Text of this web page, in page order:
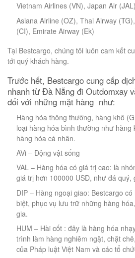
Vietnam Airlines (VN), Japan Air
Asiana Airline (OZ), Thai Airway
(CI), Emirate Airway (Ek)
Tại Bestcargo, chúng tôi luôn cam kết
tới quý khách hàng.
Trước hết, Bestcargo cung cấp
nhanh từ Đà Nẵng đi Outdomxay
đối với những mặt hàng như:
Hàng hóa thông thường, hàng khô
loại hàng hóa bình thường như hàng
hàng hóa cá nhân.
AVi – Động vật sống
VAL – Hàng hóa có giá trị cao: là
giá trị hơn 100000 USD, như đá quý,
DIP – Hàng ngoại giao: Bestcargo
biệt, phục vụ lưu trữ những hàng
gia.
HUM – Hài cốt : đây là hàng hóa
trình làm hàng nghiêm ngặt, chặt
của Pháp luật Việt Nam và các tổ